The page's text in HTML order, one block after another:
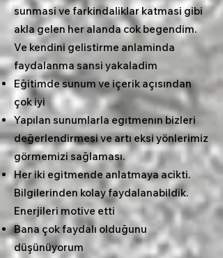
sunmasi ve farkindaliklar katmasi gibi
akla gelen her alanda cok begendim.
Ve kendini gelistirme anlaminda
faydalanma sansi yakaladim
Eğitimde sunum ve içerik açısından
çok iyi
Yapılan sunumlarla egıtmenın bizleri
değerlendirmesi ve artı eksi yönlerimiz
görmemizi sağlaması.
Her iki egitmende anlatmaya acikti.
Bilgilerinden kolay faydalanabildik.
Enerjileri motive etti
Bana çok faydalı olduğunu
düşünüyorum